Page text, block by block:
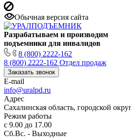
Обычная версия сайта
Разрабатываем и производим
подъемники для инвалидов
8 (800) 2222-162
8 (800) 2222-162 Отдел продаж
Заказать звонок
E-mail
info@uralpd.ru
Адрес
Сахалинская область, городской
Режим работы
с 9.00 до 17.00
Сб.Вс. - Выходные